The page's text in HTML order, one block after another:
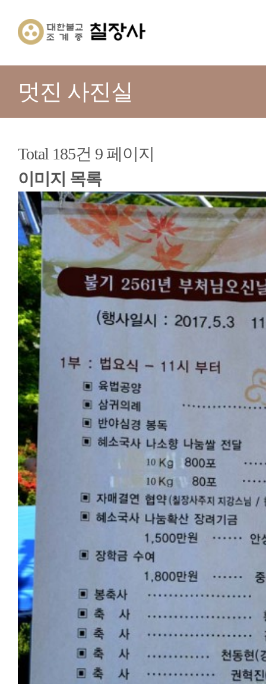
멋진 사진실
Total 185건 9 페이지
이미지 목록